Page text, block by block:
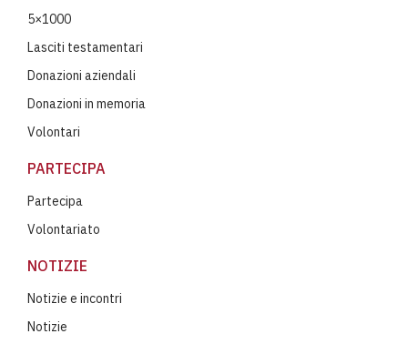
5×1000
Lasciti testamentari
Donazioni aziendali
Donazioni in memoria
Volontari
PARTECIPA
Partecipa
Volontariato
NOTIZIE
Notizie e incontri
Notizie